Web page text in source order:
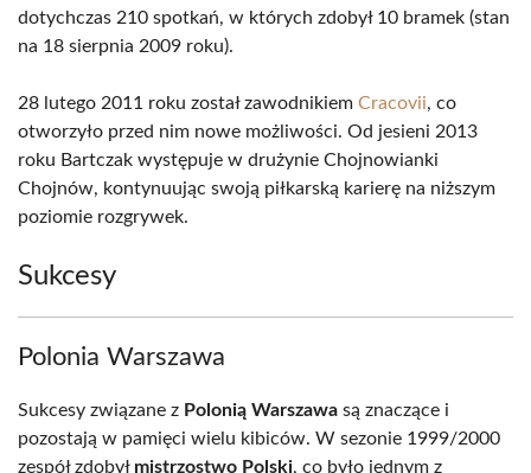
dotychczas 210 spotkań, w których zdobył 10 bramek (stan
na 18 sierpnia 2009 roku).
28 lutego 2011 roku został zawodnikiem Cracovii, co
otworzyło przed nim nowe możliwości. Od jesieni 2013
roku Bartczak występuje w drużynie Chojnowianki
Chojnów, kontynuując swoją piłkarską karierę na niższym
poziomie rozgrywek.
Sukcesy
Polonia Warszawa
Sukcesy związane z Polonią Warszawa są znaczące i
pozostają w pamięci wielu kibiców. W sezonie 1999/2000
zespół zdobył mistrzostwo Polski, co było jednym z